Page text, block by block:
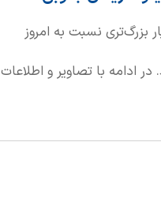
بزرگ‌تری نسبت به امروز
در ادامه با تصاویر و اطلاعات
آلفادون تا زیگوماتوروس،